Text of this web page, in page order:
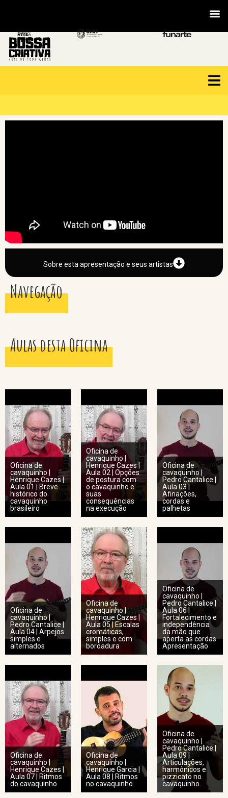
Sobre esta apresentação e seus artistas
Navegação
Aulas desta Oficina
Oficina de
cavaquinho |
Henrique Cazes |
Aula 01 | Breve
histórico do
cavaquinho
brasileiro
Oficina de
cavaquinho |
Henrique Cazes |
Aula 02 | Opções
de postura com
o cavaquinho e
suas
consequências
na execução
Oficina de
cavaquinho |
Pedro Cantalice |
Aula 03 |
Afinações,
cordas e
palhetas
Oficina de
cavaquinho |
Pedro Cantalice |
Aula 04 | Arpejos
simples e
alternados
Oficina de
cavaquinho |
Henrique Cazes |
Aula 05 | Escalas
cromáticas,
simples e com
bordadura
Oficina de
cavaquinho |
Pedro Cantalice |
Aula 06 |
Fortalecimento e
independência
da mão que
aperta as cordas
Apresentação
Oficina de
cavaquinho |
Henrique Cazes |
Aula 07 | Ritmos
do cavaquinho
Oficina de
cavaquinho |
Henrique Garcia |
Aula 08 | Ritmos
no cavaquinho
Oficina de
cavaquinho |
Pedro Cantalice |
Aula 09 |
Articulações,
harmônicos e
pizzicato no
cavaquinho.